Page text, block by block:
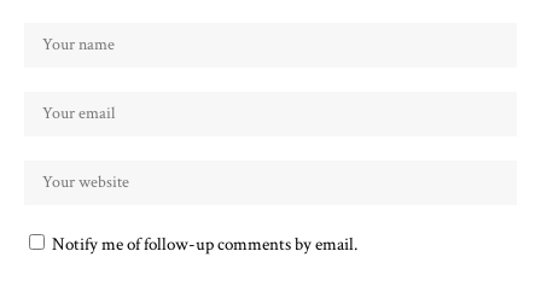
Notify me of follow-up comments by email.